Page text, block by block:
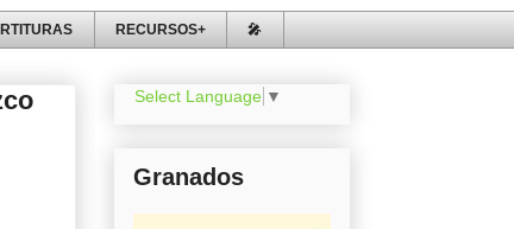
RECURSOS+ 🎤
Select Language ▼
Granados